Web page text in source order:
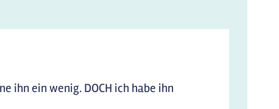
ihn ein wenig. DOCH ich habe ihn